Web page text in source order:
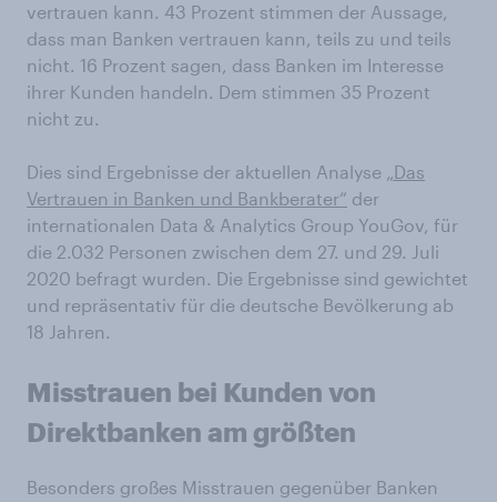
vertrauen kann. 43 Prozent stimmen der Aussage,
dass man Banken vertrauen kann, teils zu und teils
nicht. 16 Prozent sagen, dass Banken im Interesse
ihrer Kunden handeln. Dem stimmen 35 Prozent
nicht zu.
Dies sind Ergebnisse der aktuellen Analyse „Das
Vertrauen in Banken und Bankberater“ der
internationalen Data & Analytics Group YouGov, für
die 2.032 Personen zwischen dem 27. und 29. Juli
2020 befragt wurden. Die Ergebnisse sind gewichtet
und repräsentativ für die deutsche Bevölkerung ab
18 Jahren.
Misstrauen bei Kunden von
Direktbanken am größten
Besonders großes Misstrauen gegenüber Banken